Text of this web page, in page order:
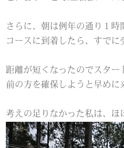
さらに、朝は例年の通り１時
コースに到着したら、すでに
距離が短くなったのでスター
前の方を確保しようと早めに
考えの足りなかった私は、ほ